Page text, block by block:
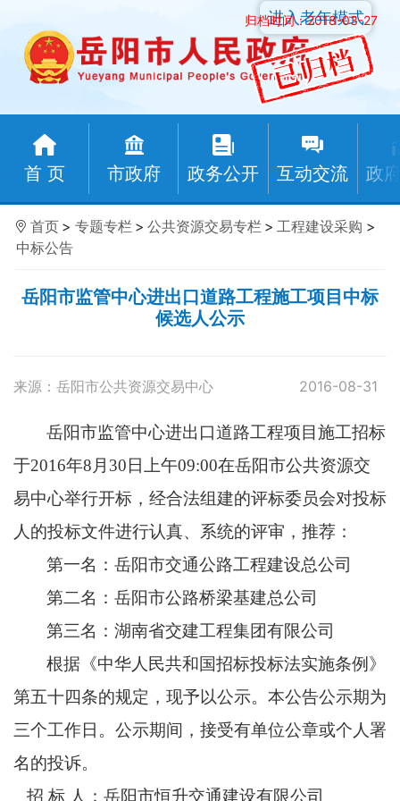
归档时间：2018-03-27
首 页 市政府 政务公开 互动交流 政
进入老年模式
首页 > 专题专栏 > 公共资源交易专栏 > 工程建设采购 >
中标公告
岳阳市监管中心进出口道路工程施工项目中标
候选人公示
来源：岳阳市公共资源交易中心 2016-08-31
岳阳市监管中心进出口道路工程项目施工招标
于2016年8 月 30 日 上午09:00在岳阳市公共资源交
易中心举行开标，经合法组建的评标委员会对投标
人的投标文件进行认真、系统的评审，推荐：
第一名：岳阳市交通公路工程建设总公司
第二名：岳阳市公路桥梁基建总公司
第三名：湖南省交建工程集团有限公司
根据《中华人民共和国招标投标法实施条例》
第五十四条的规定，现予以公示。本公告公示期为
三个工作日 。公示期间，接受有单位公章或个 人署
名的投诉。
招 标 人：岳阳市恒升交通建设有限公司